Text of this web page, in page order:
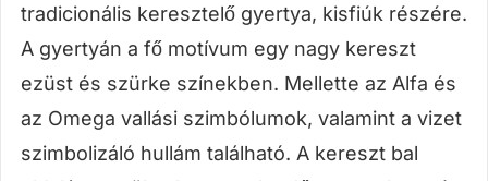
tradicionális keresztelő gyertya, kisfiúk részére.
A gyertyán a fő motívum egy nagy kereszt
ezüst és szürke színekben. Mellette az Alfa és
az Omega vallási szimbólumok, valamint a vizet
szimbolizáló hullám található. A kereszt bal